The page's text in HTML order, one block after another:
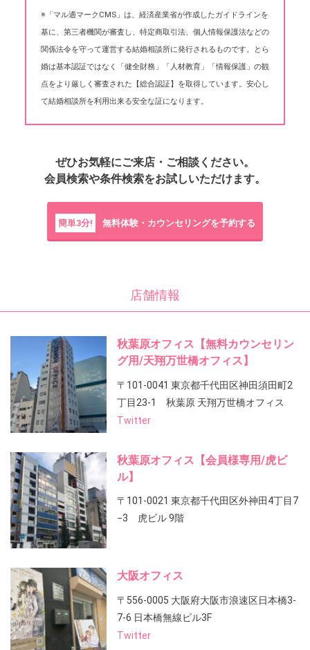
※「マル適マークCMS」は、経済産業省が作成したガイドラインを
基に、第三者機関が審査し、特定商取引法、個人情報保護法などの
関係法令を守って運営する結婚相談所に発行されるものです。とら
婚は基本認証ではなく「健全財務」「人材教育」「情報保護」の観
点をより厳しく審査された【総合認証】を取得しています。安心し
て結婚相談所を利用出来る安全な証になります。
ぜひお気軽にご来店・ご相談ください。
会員検索や条件検索をお試しいただけます。
簡単3分! 無料体験・カウンセリングを予約する
店舗情報
秋葉原オフィス【無料カウンセリン
グ用/天翔万世橋オフィス】
〒101-0041 東京都千代田区神田須田町2
丁目23-1 秋葉原 天翔万世橋オフィス
Twitter
秋葉原オフィス【会員様専用/虎ビ
ル】
〒101-0021 東京都千代田区外神田4丁目7
−3 虎ビル 9階
大阪オフィス
〒556-0005 大阪府大阪市浪速区日本橋3-
7-6 日本橋無線ビル3F
Twitter